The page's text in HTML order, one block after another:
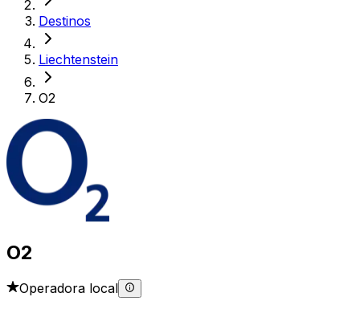
Destinos
Liechtenstein
O2
O2
Operadora local